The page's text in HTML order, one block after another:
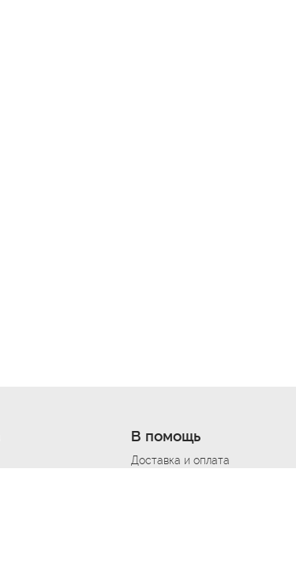
В помощь
Доставка и оплата